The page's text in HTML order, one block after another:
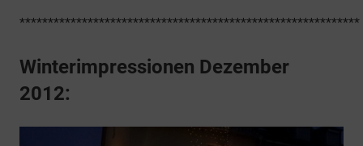
************************************************************
Winterimpressionen Dezember
2012: